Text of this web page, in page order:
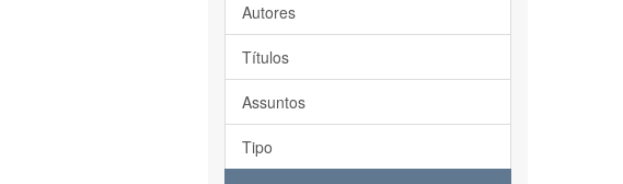
Autores
Títulos
Assuntos
Tipo